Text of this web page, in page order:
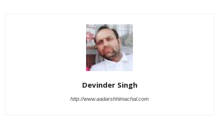
Devinder Singh
http://www.aadarshhimachal.com